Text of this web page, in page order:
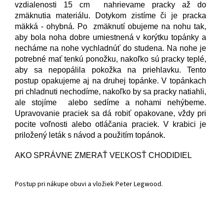
vzdialenosti 15 cm nahrievame pracky až do
zmäknutia materiálu. Dotykom zistíme či je pracka
mäkká - ohybná. Po zmäknutí obujeme na nohu tak,
aby bola noha dobre umiestnená v korýtku topánky a
necháme na nohe vychladnúť do studena. Na nohe je
potrebné mať tenkú ponožku, nakoľko sú pracky teplé,
aby sa nepopálila pokožka na priehlavku. Tento
postup opakujeme aj na druhej topánke. V topánkach
pri chladnuti nechodíme, nakoľko by sa pracky natiahli,
ale stojíme alebo sedíme a nohami nehýbeme.
Upravovanie praciek sa dá robiť opakovane, vždy pri
pocite voľnosti alebo otláčania praciek. V krabici je
priložený leták s návod a použitím topánok.
AKO SPRÁVNE ZMERAŤ VEĽKOSŤ CHODIDIEL
Postup pri nákupe obuvi a vložiek Peter Legwood.